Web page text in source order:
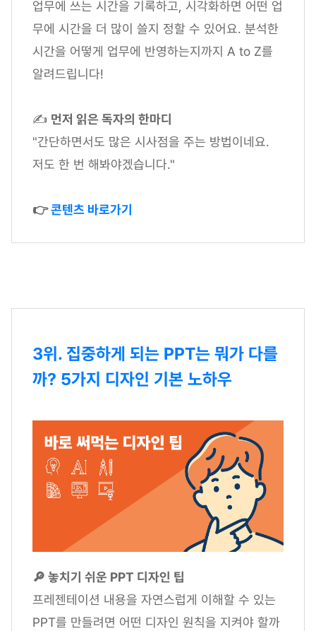
업무에 쓰는 시간을 기록하고, 시각화하면 어떤 업
무에 시간을 더 많이 쓸지 정할 수 있어요. 분석한
시간을 어떻게 업무에 반영하는지까지 A to Z를
알려드립니다!
✍ 먼저 읽은 독자의 한마디
"간단하면서도 많은 시사점을 주는 방법이네요.
저도 한 번 해봐야겠습니다."
👉콘텐츠 바로가기
3위. 집중하게 되는 PPT는 뭐가 다를
까? 5가지 디자인 기본 노하우
🔎 놓치기 쉬운 PPT 디자인 팁
프레젠테이션 내용을 자연스럽게 이해할 수 있는
PPT를 만들려면 어떤 디자인 원칙을 지켜야 할까